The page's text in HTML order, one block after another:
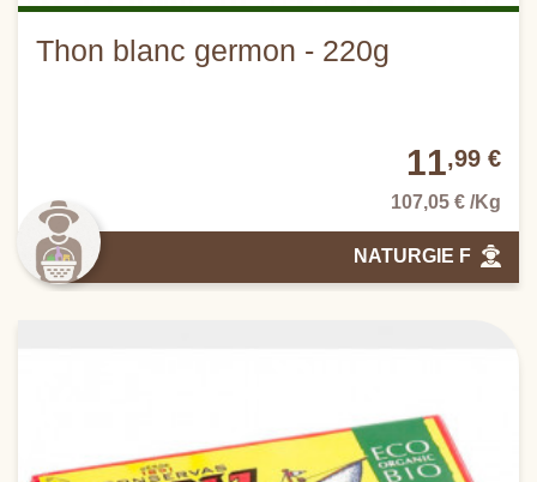
Thon blanc germon - 220g
11,99 €
107,05 € /Kg
NATURGIE F